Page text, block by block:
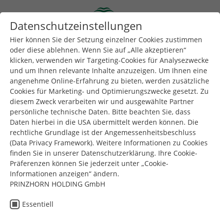
Toggle navigation
Sie sind hier:Dunapack Packaging Downloads
Filter zurücksetzen
Beschaffenheitsbeschreibung –
Herstellung Mosburger GmbH
Datenschutzeinstellungen
Hier können Sie der Setzung einzelner Cookies zustimmen
oder diese ablehnen. Wenn Sie auf „Alle akzeptieren“
klicken, verwenden wir Targeting-Cookies für Analysezwecke
und um Ihnen relevante Inhalte anzuzeigen. Um Ihnen eine
angenehme Online-Erfahrung zu bieten, werden zusätzliche
Cookies für Marketing- und Optimierungszwecke gesetzt. Zu
diesem Zweck verarbeiten wir und ausgewählte Partner
persönliche technische Daten. Bitte beachten Sie, dass
Daten hierbei in die USA übermittelt werden können. Die
rechtliche Grundlage ist der Angemessenheitsbeschluss
(Data Privacy Framework). Weitere Informationen zu Cookies
finden Sie in unserer Datenschutzerklärung. Ihre Cookie-
Präferenzen können Sie jederzeit unter „Cookie-
Informationen anzeigen“ ändern.
PRINZHORN HOLDING GmbH
Essentiell